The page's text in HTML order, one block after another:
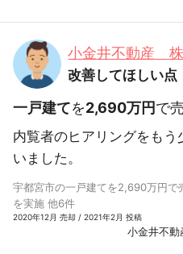
小金井不動産
改善してほしい点
一戸建てを2,690万円で
内覧者のヒアリングをも
いました。
宇都宮市の一戸建てを2,690万円
を実施 他6件
2020年12月 売却 / 2021年2月 投稿
小金井不